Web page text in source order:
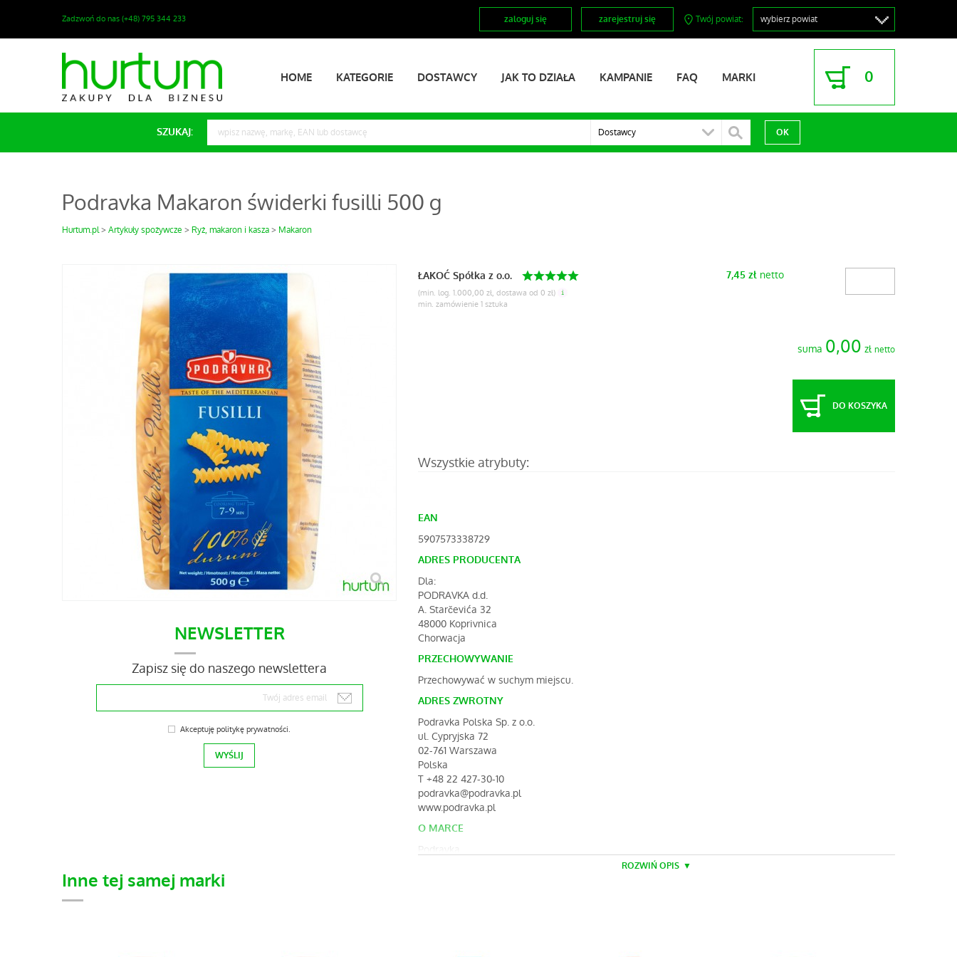
Twój powiat:
zaloguj się zarejestruj się
Zadzwoń do nas (+48) 795 344 233
HOME KATEGORIE DOSTAWCY JAK TO DZIAŁA KAMPANIE FAQ MARKI 0
SZUKAJ: Dostawcy
Podravka Makaron świderki fusilli 500 g
Hurtum.pl Artykuły spożywcze Ryż, makaron i kasza Makaron
NEWSLETTER
Zapisz się do naszego newslettera
Akceptuję politykę prywatności.
ŁAKOĆ Spółka z o.o.
(min. log. 1.000,00 zł, dostawa od 0 zł)
min. zamówienie 1 sztuka
7,45 zł netto
suma 0,00 złnetto
DO KOSZYKA
Wszystkie atrybuty:
EAN
5907573338729
ADRES PRODUCENTA
Dla:
PODRAVKA d.d.
A. Starčevića 32
48000 Koprivnica
Chorwacja
PRZECHOWYWANIE
Przechowywać w suchym miejscu.
ADRES ZWROTNY
Podravka Polska Sp. z o.o.
ul. Cypryjska 72
02-761 Warszawa
Polska
T +48 22 427-30-10
podravka@podravka.pl
www.podravka.pl
O MARCE
Podravka
ROZWIŃ OPIS
Inne tej samej marki